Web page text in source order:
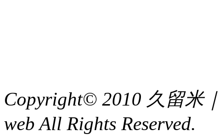
Copyright© 2010 久留米
web All Rights Reserved.